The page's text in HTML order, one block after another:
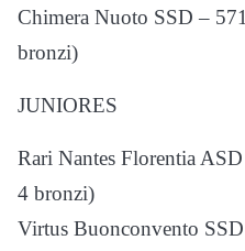
Chimera Nuoto SSD –
bronzi)
JUNIORES
Rari Nantes Florentia
4 bronzi)
Virtus Buonconvento